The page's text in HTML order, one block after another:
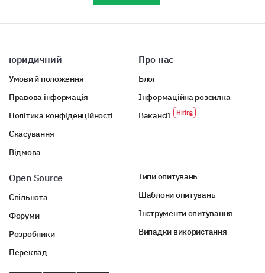
юридичний
Умови й положення
Правова інформація
Політика конфіденційності
Скасування
Відмова
Про нас
Блог
Інформаційна розсилка
Вакансії
Open Source
Спільнота
Форуми
Розробники
Переклад
Типи опитувань
Шаблони опитувань
Інструменти опитування
Випадки використання